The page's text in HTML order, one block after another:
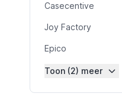
Casecentive
Joy Factory
Epico
Toon (2) meer